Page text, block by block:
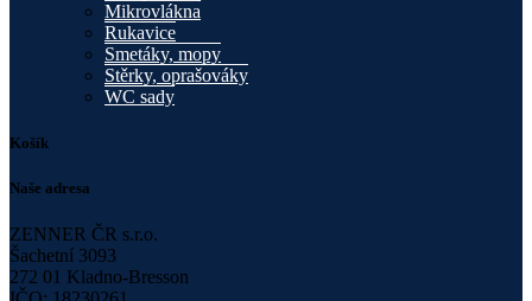
Mikrovlákna
Rukavice
Smetáky, mopy
Stěrky, oprašováky
WC sady
Košík
Naše adresa
ZENNER ČR s.r.o.
Šachetní 3093
272 01 Kladno-Bresson